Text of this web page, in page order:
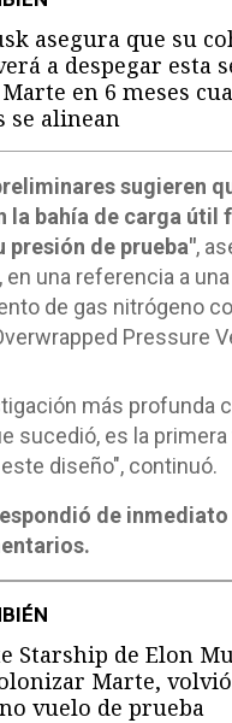
asegura que su
a despegar esta
en 6 meses
se alinean
sugieren
la bahía de carga útil
presión de prueba",
en una referencia a
de gas nitrógeno
Pressure
más profunda
sucedió, es la primera
diseño", continuó.
de
Starship de Elon
Marte,
vuelo de prueba